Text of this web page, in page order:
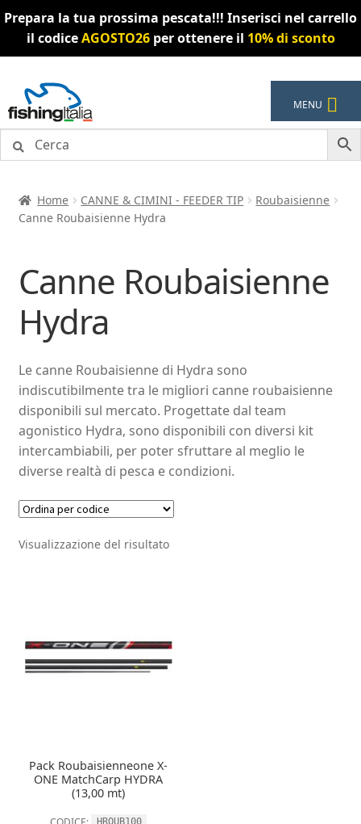
Prepara la tua prossima pescata!!! Inserisci nel carrello
il codiceAGOSTO26per ottenere il 10% di sconto
alla
navigazione
al
contenuto
MENU
Home CANNE & CIMINI - FEEDER TIP
Roubaisienne
Canne Roubaisienne Hydra
Canne Roubaisienne
Hydra
Le canne Roubaisienne di Hydra sono
indiscutibilmente tra le migliori canne roubaisienne
disponibili sul mercato. Progettate dal team
agonistico Hydra, sono disponibili con diversi kit
intercambiabili, per poter sfruttare al meglio le
diverse realtà di pesca e condizioni.
Visualizzazione del risultato
Pack Roubaisienneone X-
ONE MatchCarp HYDRA
(13,00 mt)